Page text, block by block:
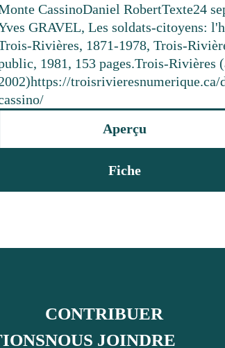
CassinoDaniel RobertTexte24
GRAVEL, Les soldats-citoyens:
Rivières, 1871-1978, Trois-
1981, 153 pages.Trois-Rivières
https://troisrivieresnumerique.ca/
Aperçu
Fiche
CONTRIBUER
NOUS JOINDRE